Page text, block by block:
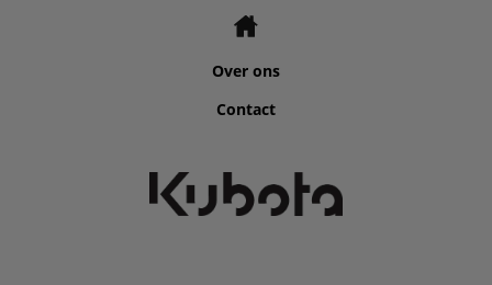
Over ons
Contact